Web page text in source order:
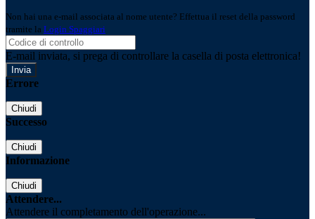
Non hai una e-mail associata al nome utente? Effettua il reset della password
tramite la Login Spaggiari
E-mail inviata, si prega di controllare la casella di posta elettronica!
Errore
Chiudi
Successo
Chiudi
Informazione
Chiudi
Attendere...
Attendere il completamento dell'operazione...